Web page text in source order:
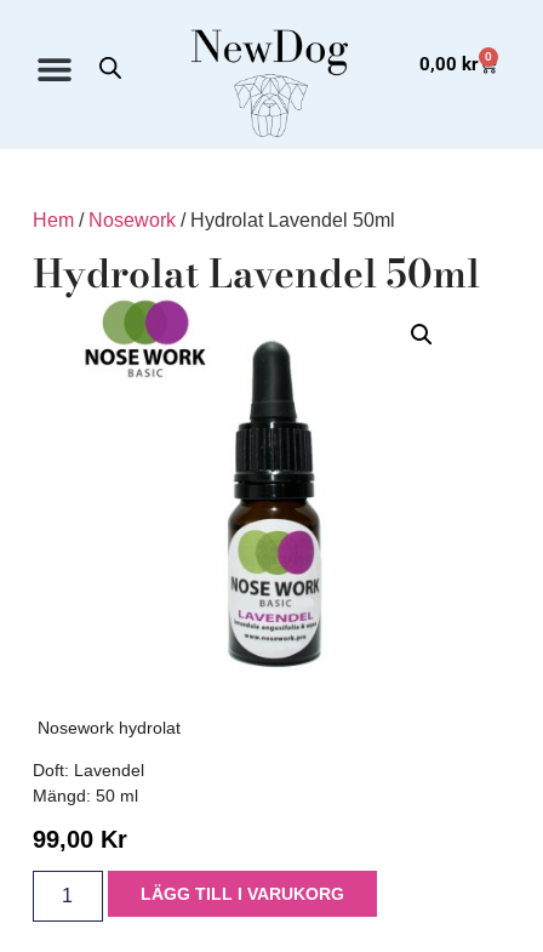
0,00 kr 0
Hem/ Nosework/ Hydrolat Lavendel 50ml
Hydrolat Lavendel 50ml
Nosework hydrolat
Doft: Lavendel
Mängd: 50 ml
99,00 Kr
LÄGG TILL I VARUKORG